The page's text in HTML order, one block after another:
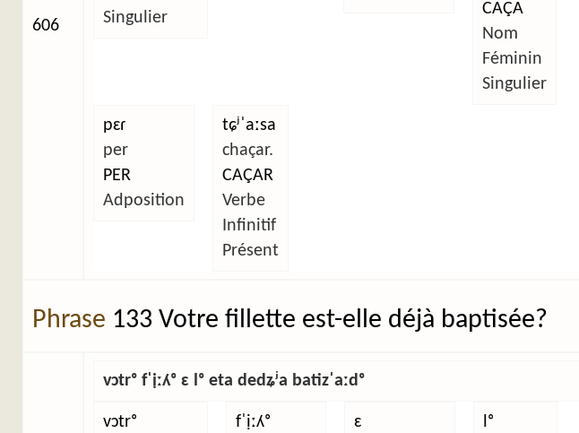
606
Singulier
CAÇA
Nom
Féminin
Singulier
pɛɾ
per
PER
Adposition
tɕʲˈaːsa
chaçar.
CAÇAR
Verbe
Infinitif
Présent
Phrase 133 Votre fillette est-elle déjà baptisée?
vɔtrᵒ fˈịːʎᵒ ɛ lᵒ eta dedʑʲa batizˈaːdᵒ
vɔtrᵒ
fˈịːʎᵒ
ɛ
lᵒ